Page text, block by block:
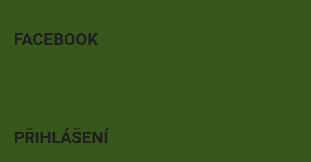
FACEBOOK
PŘIHLÁŠENÍ